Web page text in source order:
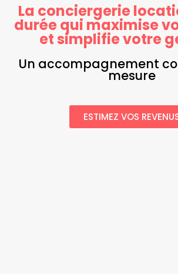
La conciergerie
durée qui maximise
et simplifie votre
Un accompagnement
mesure
ESTIMEZ VOS